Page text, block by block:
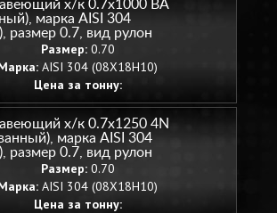
х/к 0.7х1000 BA
марка AISI 304
размер 0.7, вид рулон
Размер:0.70
AISI 304 (08Х18Н10)
Цена за тонну:
х/к 0.7х1250 4N
марка AISI 304
размер 0.7, вид рулон
Размер:0.70
AISI 304 (08Х18Н10)
Цена за тонну: